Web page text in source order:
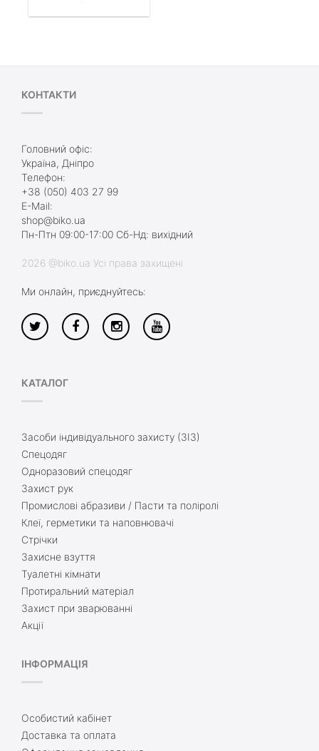
КОНТАКТИ
Головний офіс:
Україна, Дніпро
Телефон:
+38 (050) 403 27 99
E-Mail:
shop@biko.ua
Пн-Птн 09:00-17:00 Сб-Нд: вихідний
2026 @biko.ua Усі права захищені
Ми онлайн, приєднуйтесь:
КАТАЛОГ
Засоби індивідуального захисту (ЗІЗ)
Спецодяг
Одноразовий спецодяг
Захист рук
Промислові абразиви / Пасти та поліролі
Клеї, герметики та наповнювачі
Стрічки
Захисне взуття
Туалетні кімнати
Протиральний матеріал
Захист при зварюванні
Акції
ІНФОРМАЦІЯ
Особистий кабінет
Доставка та оплата